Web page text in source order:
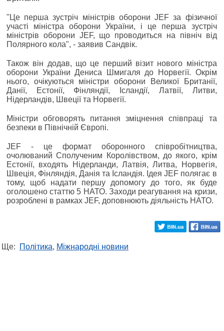
"Це перша зустріч міністрів оборони JEF за фізичної
участі міністра оборони України, і це перша зустріч
міністрів оборони JEF, що проводиться на північ від
Полярного кола", - заявив Сандвік.
Також він додав, що це перший візит нового міністра
оборони України Дениса Шмигаля до Норвегії. Окрім
нього, очікуються міністри оборони Великої Британії,
Данії, Естонії, Фінляндії, Ісландії, Латвії, Литви,
Нідерландів, Швеції та Норвегії.
Міністри обговорять питання зміцнення співпраці та
безпеки в Північній Європі.
JEF - це формат оборонного співробітництва,
очолюваний Сполученим Королівством, до якого, крім
Естонії, входять Нідерланди, Латвія, Литва, Норвегія,
Швеція, Фінляндія, Данія та Ісландія. Ідея JEF полягає в
тому, щоб надати першу допомогу до того, як буде
оголошено статтю 5 НАТО. Заходи реагування на кризи,
розроблені в рамках JEF, доповнюють діяльність НАТО.
Ще: Політика, Міжнародні новини